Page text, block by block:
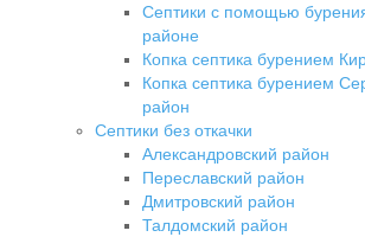
Септики с помощью
районе
Копка септика бурением
Копка септика бурением
район
Септики без откачки
Александровский район
Переславский район
Дмитровский район
Талдомский район